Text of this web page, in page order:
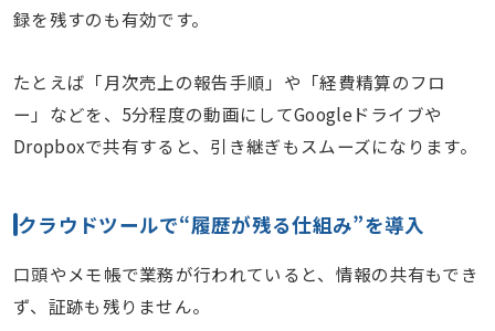
録を残すのも有効です。
たとえば「月次売上の報告手順」や「経費精算のフロ
ー」などを、5分程度の動画にしてGoogleドライブや
Dropboxで共有すると、引き継ぎもスムーズになります。
クラウドツールで“履歴が残る仕組み”を導入
口頭やメモ帳で業務が行われていると、情報の共有もでき
ず、証跡も残りません。